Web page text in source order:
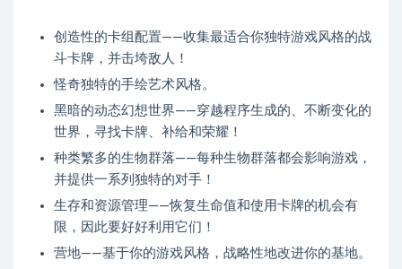
创造性的卡组配置——收集最适合你独特游戏风格的战
斗卡牌，并击垮敌人！
怪奇独特的手绘艺术风格。
黑暗的动态幻想世界——穿越程序生成的、不断变化的
世界，寻找卡牌、补给和荣耀！
种类繁多的生物群落——每种生物群落都会影响游戏，
并提供一系列独特的对手！
生存和资源管理——恢复生命值和使用卡牌的机会有
限，因此要好好利用它们！
营地——基于你的游戏风格，战略性地改进你的基地。